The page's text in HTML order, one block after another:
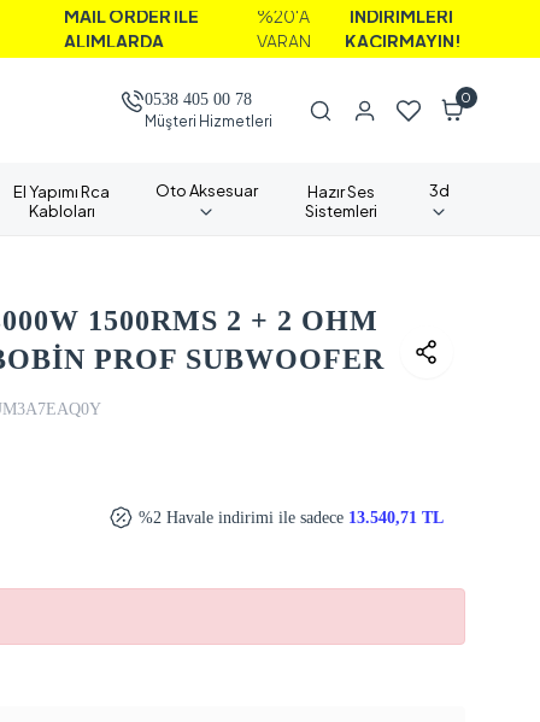
ORDER İLE
%20'A
İNDİRİMLERİ
KAÇIRMAYIN!
0538 405 00 78
Müşteri Hizmetleri
0
El Yapımı Rca
Kabloları
Oto Aksesuar
Hazır Ses
Sistemleri
3d
1500RMS 2 + 2 OHM
PROF SUBWOOFER
%2 Havale indirimi ile sadece 13.540,71 TL